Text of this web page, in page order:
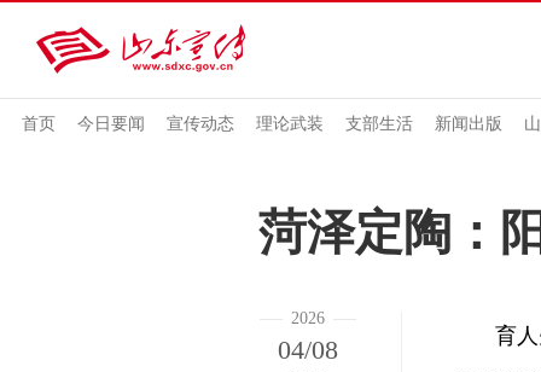
首页 今日要闻 宣传动态 理论武装 支部生活 新闻出版
菏泽定陶：
2026
04/08
育人先